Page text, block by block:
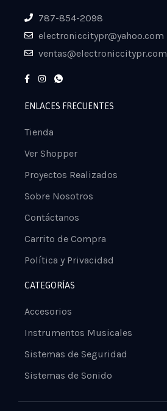
787-854-2098
electroniccitypr@yahoo.com
ventas@electroniccitypr.com
ENLACES FRECUENTES
Tienda
Ver Shopper
Proyectos Realizados
Sobre Nosotros
Contáctanos
Carrito de Compra
Política y Privacidad
CATEGORÍAS
Accesorios
Instrumentos Musicales
Sistemas de Seguridad
Sistemas de Sonido